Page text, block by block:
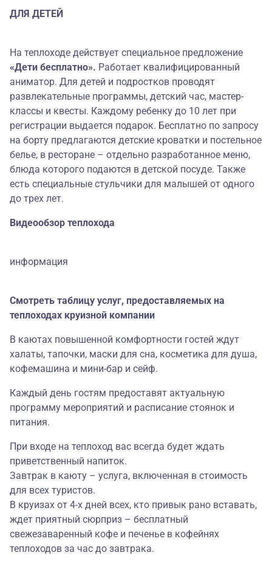
ДЛЯ ДЕТЕЙ
На теплоходе действует специальное предложение
«Дети бесплатно». Работает квалифицированный
аниматор. Для детей и подростков проводят
развлекательные программы, детский час, мастер-
классы и квесты. Каждому ребенку до 10 лет при
регистрации выдается подарок. Бесплатно по запросу
на борту предлагаются детские кроватки и постельное
белье, в ресторане – отдельно разработанное меню,
блюда которого подаются в детской посуде. Также
есть специальные стульчики для малышей от одного
до трех лет.
Видеообзор теплохода
информация
Смотреть таблицу услуг, предоставляемых на
теплоходах круизной компании
В каютах повышенной комфортности гостей ждут
халаты, тапочки, маски для сна, косметика для душа,
кофемашина и мини-бар и сейф.
Каждый день гостям предоставят актуальную
программу мероприятий и расписание стоянок и
питания.
При входе на теплоход вас всегда будет ждать
приветственный напиток.
Завтрак в каюту – услуга, включенная в стоимость
для всех туристов.
В круизах от 4-х дней всех, кто привык рано вставать,
ждет приятный сюрприз – бесплатный
свежезаваренный кофе и печенье в кофейнях
теплоходов за час до завтрака.